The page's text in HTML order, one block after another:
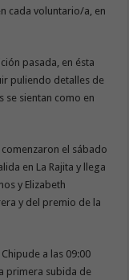
cada voluntario/a, en
pasada, en ésta
puliendo detalles de
sientan como en
comenzaron el sábado
en La Rajita y llega
y Elizabeth
y del premio de la
a las 09:00
primera subida de